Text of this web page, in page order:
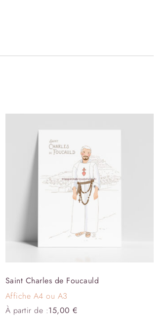
Saint Charles de Foucauld
Affiche A4 ou A3
À partir de :15,00€